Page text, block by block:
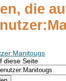
die
diese Seite